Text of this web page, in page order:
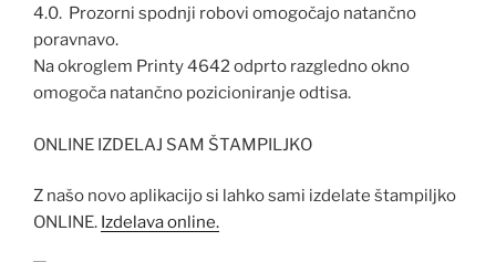
4.0. Prozorni spodnji robovi omogočajo natančno
poravnavo.
Na okroglem Printy 4642 odprto razgledno okno
omogoča natančno pozicioniranje odtisa.
ONLINE IZDELAJ SAM ŠTAMPILJKO
Z našo novo aplikacijo si lahko sami izdelate štampiljko
ONLINE. Izdelava online.